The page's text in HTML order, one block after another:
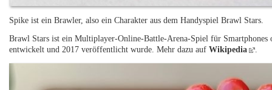
Spike ist ein Brawler, also ein Charakter aus dem Handyspiel Brawl Stars.
Brawl Stars ist ein Multiplayer-Online-Battle-Arena-Spiel für Smartphones
entwickelt und 2017 veröffentlicht wurde. Mehr dazu aufWikipedia .